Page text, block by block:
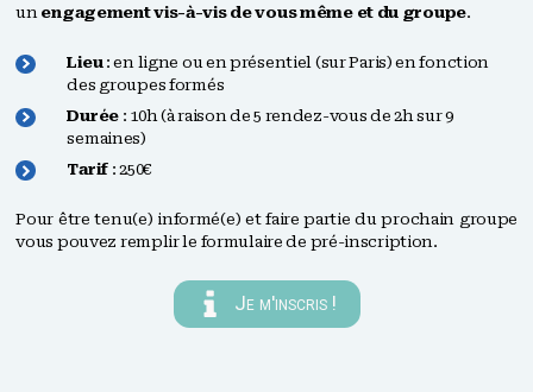
un engagement vis-à-vis de vous même et du groupe.
Lieu: en ligne ou en présentiel (sur Paris) en fonction
des groupes formés
Durée : 10h (à raison de 5 rendez-vous de 2h sur 9
semaines)
Tarif : 250€
Pour être tenu(e) informé(e) et faire partie du prochain groupe
vous pouvez remplir le formulaire de pré-inscription.
Je m'inscris !